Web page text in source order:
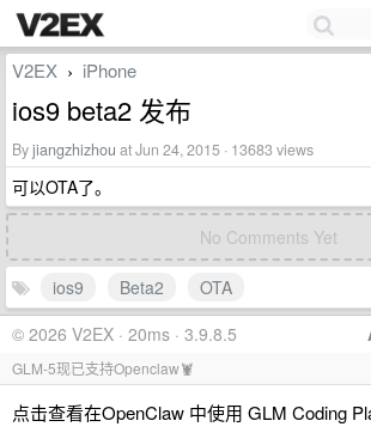
V2EX › iPhone
ios9 beta2 发布
Byjiangzhizhou at Jun 24, 2015 · 13683 views
可以OTA了。
No Comments Yet
ios9 Beta2
OTA
© 2026 V2EX · 20ms · 3.9.8.5
GLM-5现已支持Openclaw🦞
点击查看在OpenClaw 中使用 GLM Coding